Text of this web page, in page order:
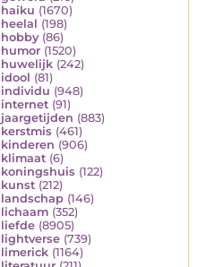
haiku (1670)
heelal (198)
hobby (86)
humor (1520)
huwelijk (242)
idool (81)
individu (948)
internet (91)
jaargetijden (883)
kerstmis (461)
kinderen (906)
klimaat (6)
koningshuis (122)
kunst (212)
landschap (146)
lichaam (352)
liefde (8905)
lightverse (739)
limerick (1164)